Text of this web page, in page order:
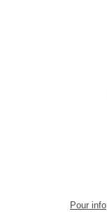
Pour info